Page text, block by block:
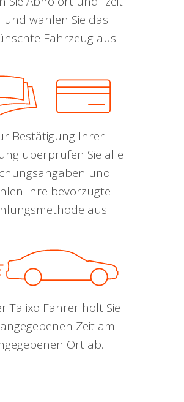
und wählen Sie das
Fahrzeug aus.
Bestätigung Ihrer
überprüfen Sie alle
und
Ihre bevorzugte
aus.
Talixo Fahrer holt Sie
Zeit am
Ort ab.